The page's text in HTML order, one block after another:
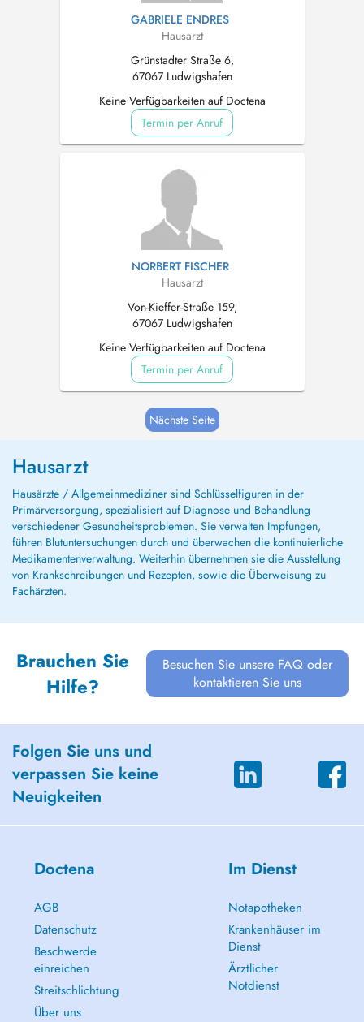
GABRIELE ENDRES
Hausarzt
Grünstadter Straße 6,
67067 Ludwigshafen
Keine Verfügbarkeiten auf Doctena
Termin per Anruf
NORBERT FISCHER
Hausarzt
Von-Kieffer-Straße 159,
67067 Ludwigshafen
Keine Verfügbarkeiten auf Doctena
Termin per Anruf
Nächste Seite
Hausarzt
Hausärzte / Allgemeinmediziner sind Schlüsselfiguren in der
Primärversorgung, spezialisiert auf Diagnose und Behandlung
verschiedener Gesundheitsproblemen. Sie verwalten Impfungen,
führen Blutuntersuchungen durch und überwachen die kontinuierliche
Medikamentenverwaltung. Weiterhin übernehmen sie die Ausstellung
von Krankschreibungen und Rezepten, sowie die Überweisung zu
Fachärzten.
Brauchen Sie
Hilfe?
Besuchen Sie unsere FAQ oder
kontaktieren Sie uns
Folgen Sie uns und
verpassen Sie keine
Neuigkeiten
Doctena
AGB
Datenschutz
Beschwerde
einreichen
Streitschlichtung
Über uns
Im Dienst
Notapotheken
Krankenhäuser im
Dienst
Ärztlicher
Notdienst